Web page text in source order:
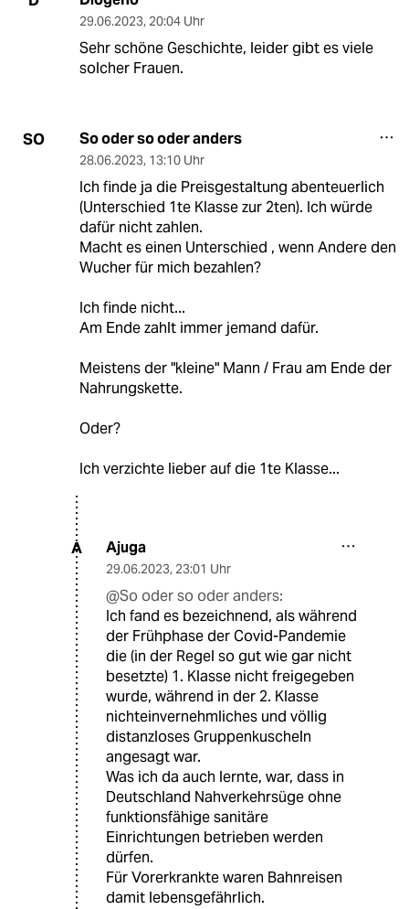
29.06.2023, 20:04 Uhr
Sehr schöne Geschichte, leider gibt es viele
solcher Frauen.
SO So oder so oder anders
28.06.2023, 13:10 Uhr
Ich finde ja die Preisgestaltung abenteuerlich
(Unterschied 1te Klasse zur 2ten). Ich würde
dafür nicht zahlen.
Macht es einen Unterschied , wenn Andere den
Wucher für mich bezahlen?
Ich finde nicht...
Am Ende zahlt immer jemand dafür.
Meistens der "kleine" Mann / Frau am Ende der
Nahrungskette.
Oder?
Ich verzichte lieber auf die 1te Klasse...
A Ajuga
29.06.2023, 23:01 Uhr
@So oder so oder anders:
Ich fand es bezeichnend, als während
der Frühphase der Covid-Pandemie
die (in der Regel so gut wie gar nicht
besetzte) 1. Klasse nicht freigegeben
wurde, während in der 2. Klasse
nichteinvernehmliches und völlig
distanzloses Gruppenkuscheln
angesagt war.
Was ich da auch lernte, war, dass in
Deutschland Nahverkehrsüge ohne
funktionsfähige sanitäre
Einrichtungen betrieben werden
dürfen.
Für Vorerkrankte waren Bahnreisen
damit lebensgefährlich.